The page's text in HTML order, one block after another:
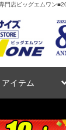
門店ビッグエムワン
アイテム